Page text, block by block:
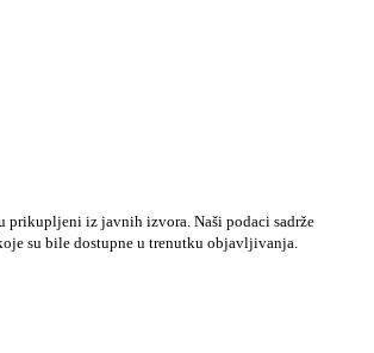
prikupljeni iz javnih izvora. Naši podaci sadrže
su bile dostupne u trenutku objavljivanja.